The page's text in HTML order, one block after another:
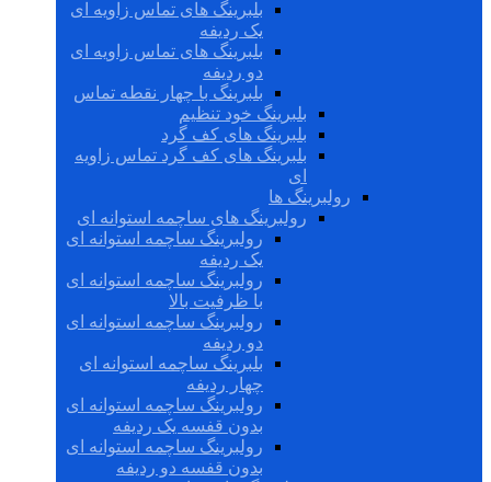
بلبرینگ های تماس زاویه ای
یک ردیفه
بلبرینگ های تماس زاویه ای
دو ردیفه
بلبرینگ با چهار نقطه تماس
بلبرینگ خود تنظیم
بلبرینگ های کف گرد
بلبرینگ های کف گرد تماس زاویه
ای
رولبرینگ ها
رولبرینگ های ساچمه استوانه ای
رولبرینگ ساچمه استوانه ای
یک ردیفه
رولبرینگ ساچمه استوانه ای
با ظرفیت بالا
رولبرینگ ساچمه استوانه ای
دو ردیفه
بلبرینگ ساچمه استوانه ای
چهار ردیفه
رولبرینگ ساچمه استوانه ای
بدون قفسه یک ردیفه
رولبرینگ ساچمه استوانه ای
بدون قفسه دو ردیفه